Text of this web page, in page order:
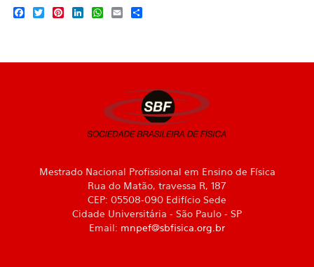
Facebook
TwitterPinterestLinkedInWhatsApp
Email
Mestrado Nacional Profissional em Ensino de Física
Rua do Matão, travessa R, 187
CEP: 05508-090 Edifício Sede
Cidade Universitária - São Paulo - SP
Email: mnpef@sbfisica.org.br